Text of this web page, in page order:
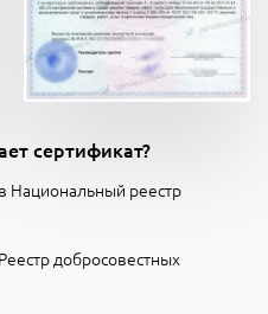
сертификат?
Национальный реестр
добросовестных